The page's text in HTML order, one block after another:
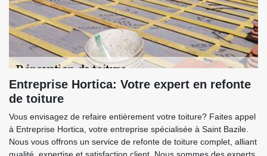
Entreprise Hortica: Votre expert en refonte
de toiture
Vous envisagez de refaire entièrement votre toiture? Faites appel
à Entreprise Hortica, votre entreprise spécialisée à Saint Bazile.
Nous vous offrons un service de refonte de toiture complet, alliant